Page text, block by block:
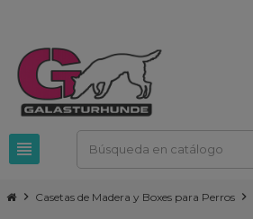
view_headline
chevron_right Casetas de Madera y Boxes para Perros chevron_right